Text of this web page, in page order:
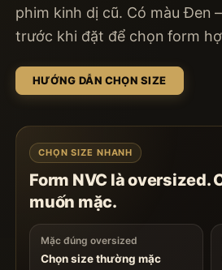
phim kinh dị cũ. Có màu Đen
trước khi đặt để chọn form
HƯỚNG DẪN CHỌN SIZE
CHỌN SIZE NHANH
Form NVC là oversized.
muốn mặc.
Mặc đúng oversized
Chọn size thường mặc